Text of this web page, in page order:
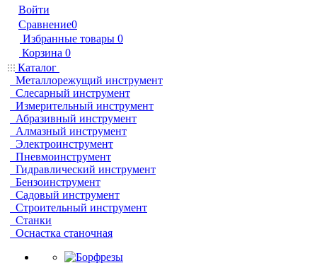
Войти
Сравнение0
Избранные товары 0
Корзина 0
Каталог
Металлорежущий инструмент
Слесарный инструмент
Измерительный инструмент
Абразивный инструмент
Алмазный инструмент
Электроинструмент
Пневмоинструмент
Гидравлический инструмент
Бензоинструмент
Садовый инструмент
Строительный инструмент
Станки
Оснастка станочная